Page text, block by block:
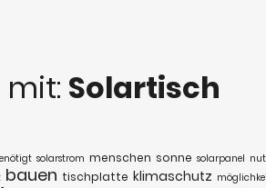
Solartisch
solarstrom menschen sonne solarpanel
bauen tischplatte klimaschutz